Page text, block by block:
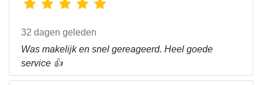
32 dagen geleden
Was makelijk en snel gereageerd. Heel goede
service 👍